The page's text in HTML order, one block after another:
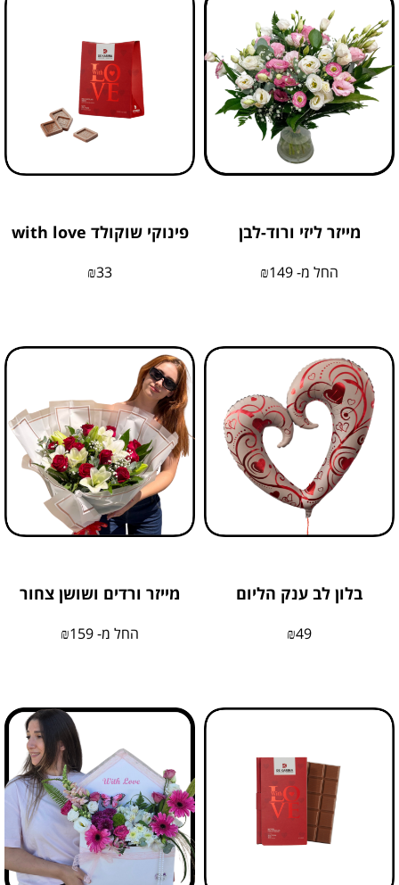
מייזר ליזי ורוד-לבן
החל מ- ₪149
פינוקי שוקולד with love
₪33
בלון לב ענק הליום
₪49
מייזר ורדים ושושן צחור
החל מ- ₪159